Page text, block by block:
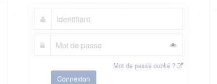
Mot de passe oublié ?
Connexion